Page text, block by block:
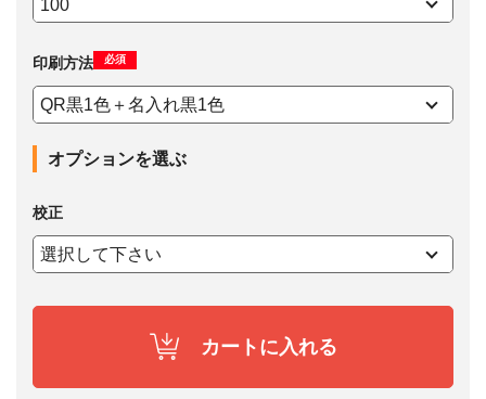
印刷方法 必須
オプションを選ぶ
校正
カートに入れる